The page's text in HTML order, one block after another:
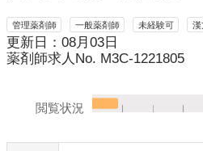
管理薬剤師 一般薬剤師 未経験可 漢
更新日：08月03日
薬剤師求人No. M3C-1221805
閲覧状況